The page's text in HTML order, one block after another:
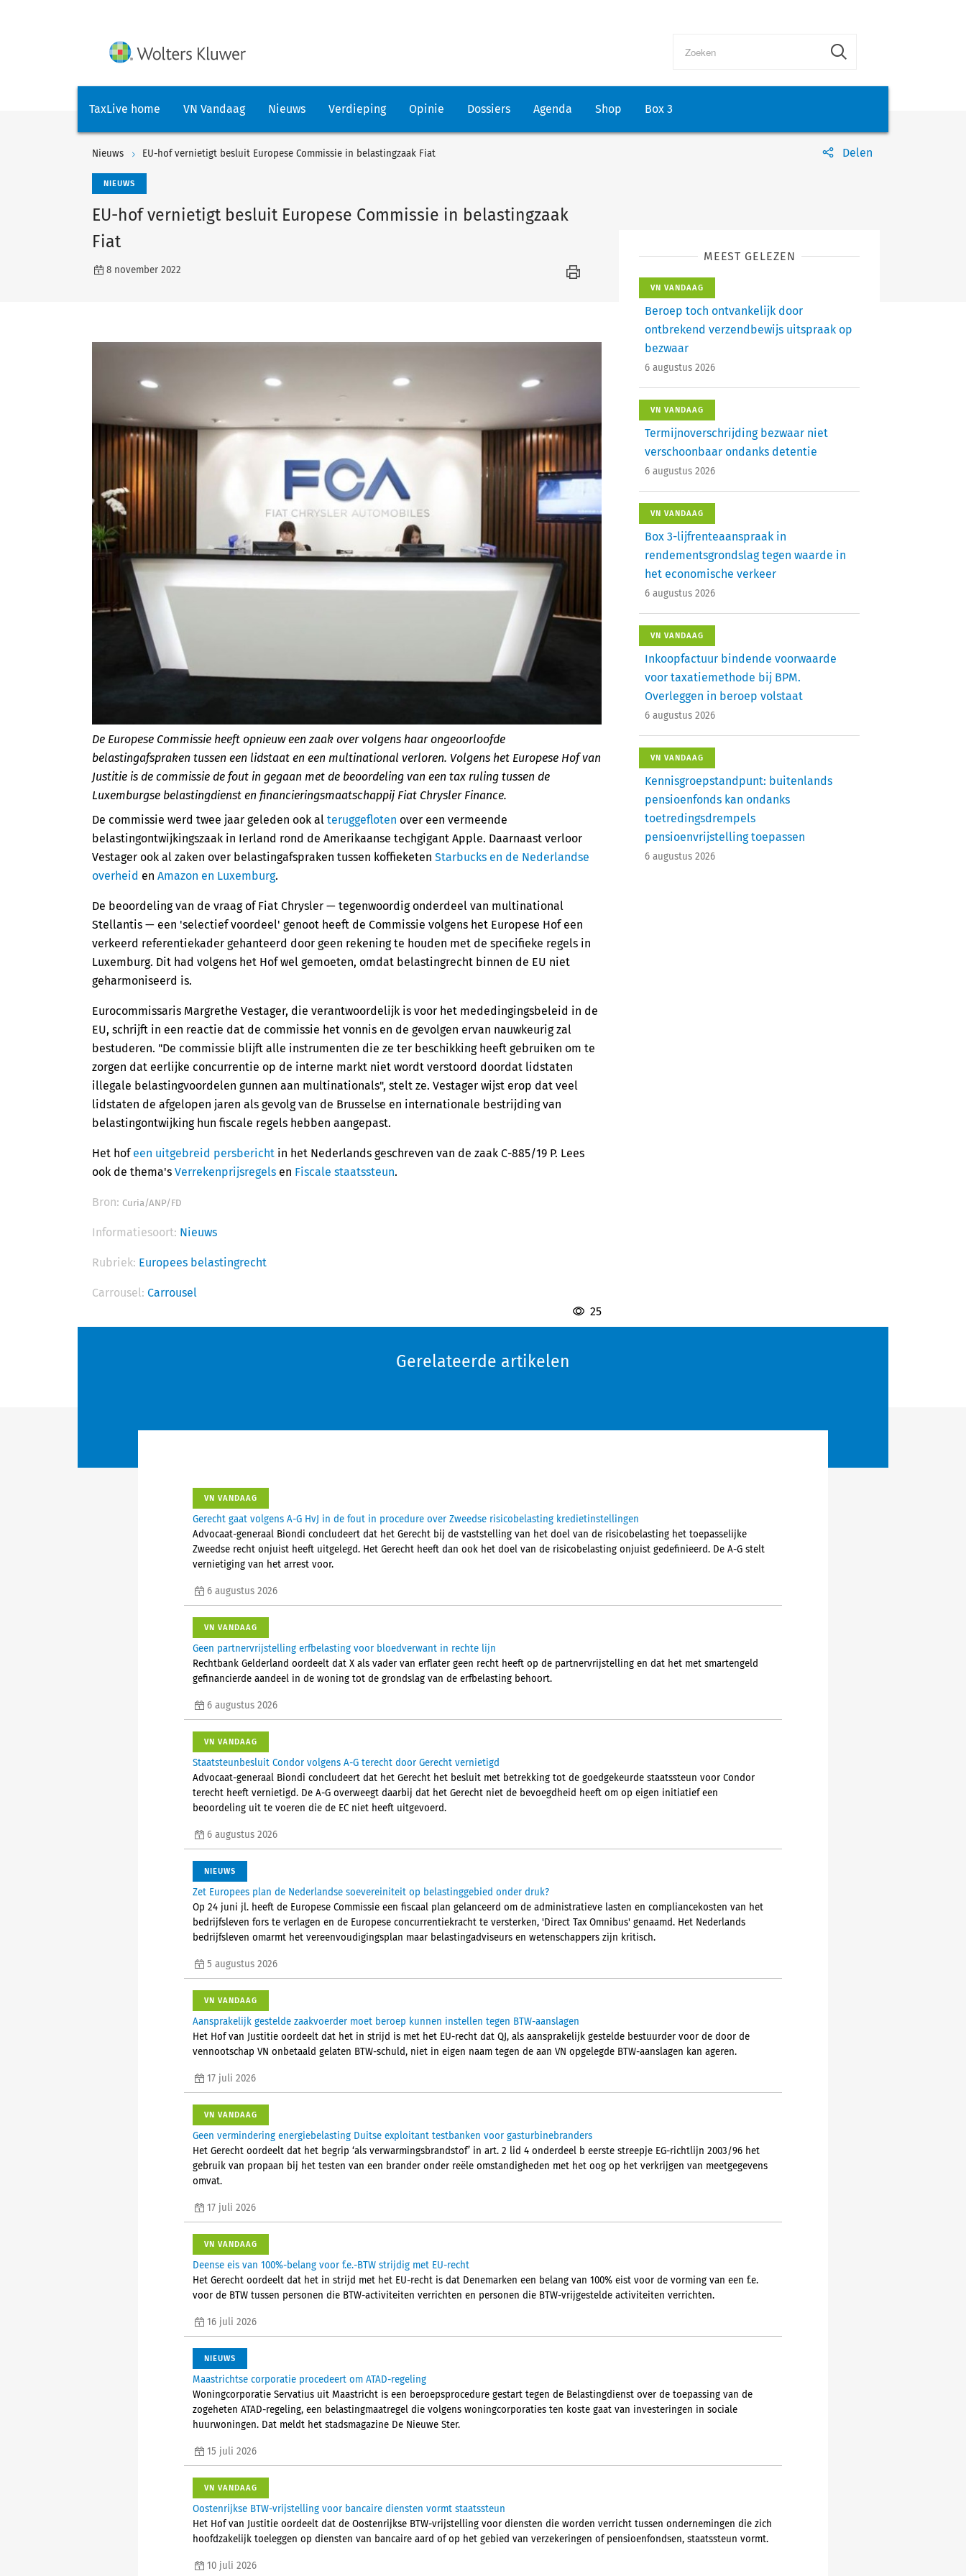
TaxLive home VN Vandaag Nieuws Verdieping Opinie Dossiers Agenda Shop Box 3
Nieuws EU-hof vernietigt besluit Europese Commissie in belastingzaak Fiat Delen
NIEUWS
EU-hof vernietigt besluit Europese Commissie in belastingzaak
Fiat
8 november 2022
De Europese Commissie heeft opnieuw een zaak over volgens haar ongeoorloofde
belastingafspraken tussen een lidstaat en een multinational verloren. Volgens het Europese Hof van
Justitie is de commissie de fout in gegaan met de beoordeling van een tax ruling tussen de
Luxemburgse belastingdienst en financieringsmaatschappij Fiat Chrysler Finance.
De commissie werd twee jaar geleden ook al teruggefloten over een vermeende
belastingontwijkingszaak in Ierland rond de Amerikaanse techgigant Apple. Daarnaast verloor
Vestager ook al zaken over belastingafspraken tussen koffieketen Starbucks en de Nederlandse
overheid en Amazon en Luxemburg.
De beoordeling van de vraag of Fiat Chrysler — tegenwoordig onderdeel van multinational
Stellantis — een 'selectief voordeel' genoot heeft de Commissie volgens het Europese Hof een
verkeerd referentiekader gehanteerd door geen rekening te houden met de specifieke regels in
Luxemburg. Dit had volgens het Hof wel gemoeten, omdat belastingrecht binnen de EU niet
geharmoniseerd is.
Eurocommissaris Margrethe Vestager, die verantwoordelijk is voor het mededingingsbeleid in de
EU, schrijft in een reactie dat de commissie het vonnis en de gevolgen ervan nauwkeurig zal
bestuderen. "De commissie blijft alle instrumenten die ze ter beschikking heeft gebruiken om te
zorgen dat eerlijke concurrentie op de interne markt niet wordt verstoord doordat lidstaten
illegale belastingvoordelen gunnen aan multinationals", stelt ze. Vestager wijst erop dat veel
lidstaten de afgelopen jaren als gevolg van de Brusselse en internationale bestrijding van
belastingontwijking hun fiscale regels hebben aangepast.
Het hofeen uitgebreid persbericht in het Nederlands geschreven van de zaak C-885/19 P. Lees
ook de thema's Verrekenprijsregels en Fiscale staatssteun.
Bron: Curia/ANP/FD
Informatiesoort: Nieuws
Rubriek: Europees belastingrecht
Carrousel: Carrousel
25
MEEST GELEZEN
VN VANDAAG
Beroep toch ontvankelijk door
ontbrekend verzendbewijs uitspraak op
bezwaar
6 augustus 2026
VN VANDAAG
Termijnoverschrijding bezwaar niet
verschoonbaar ondanks detentie
6 augustus 2026
VN VANDAAG
Box 3-lijfrenteaanspraak in
rendementsgrondslag tegen waarde in
het economische verkeer
6 augustus 2026
VN VANDAAG
Inkoopfactuur bindende voorwaarde
voor taxatiemethode bij BPM.
Overleggen in beroep volstaat
6 augustus 2026
VN VANDAAG
Kennisgroepstandpunt: buitenlands
pensioenfonds kan ondanks
toetredingsdrempels
pensioenvrijstelling toepassen
6 augustus 2026
Gerelateerde artikelen
VN VANDAAG
Gerecht gaat volgens A-G HvJ in de fout in procedure over Zweedse risicobelasting kredietinstellingen
Advocaat-generaal Biondi concludeert dat het Gerecht bij de vaststelling van het doel van de risicobelasting het toepasselijke
Zweedse recht onjuist heeft uitgelegd. Het Gerecht heeft dan ook het doel van de risicobelasting onjuist gedefinieerd. De A-G stelt
vernietiging van het arrest voor.
6 augustus 2026
VN VANDAAG
Geen partnervrijstelling erfbelasting voor bloedverwant in rechte lijn
Rechtbank Gelderland oordeelt dat X als vader van erflater geen recht heeft op de partnervrijstelling en dat het met smartengeld
gefinancierde aandeel in de woning tot de grondslag van de erfbelasting behoort.
6 augustus 2026
VN VANDAAG
Staatsteunbesluit Condor volgens A-G terecht door Gerecht vernietigd
Advocaat-generaal Biondi concludeert dat het Gerecht het besluit met betrekking tot de goedgekeurde staatssteun voor Condor
terecht heeft vernietigd. De A-G overweegt daarbij dat het Gerecht niet de bevoegdheid heeft om op eigen initiatief een
beoordeling uit te voeren die de EC niet heeft uitgevoerd.
6 augustus 2026
NIEUWS
Zet Europees plan de Nederlandse soevereiniteit op belastinggebied onder druk?
Op 24 juni jl. heeft de Europese Commissie een fiscaal plan gelanceerd om de administratieve lasten en compliancekosten van het
bedrijfsleven fors te verlagen en de Europese concurrentiekracht te versterken, 'Direct Tax Omnibus' genaamd. Het Nederlands
bedrijfsleven omarmt het vereenvoudigingsplan maar belastingadviseurs en wetenschappers zijn kritisch.
5 augustus 2026
VN VANDAAG
Aansprakelijk gestelde zaakvoerder moet beroep kunnen instellen tegen BTW-aanslagen
Het Hof van Justitie oordeelt dat het in strijd is met het EU-recht dat QJ, als aansprakelijk gestelde bestuurder voor de door de
vennootschap VN onbetaald gelaten BTW-schuld, niet in eigen naam tegen de aan VN opgelegde BTW-aanslagen kan ageren.
17 juli 2026
VN VANDAAG
Geen vermindering energiebelasting Duitse exploitant testbanken voor gasturbinebranders
Het Gerecht oordeelt dat het begrip ‘als verwarmingsbrandstof’ in art. 2 lid 4 onderdeel b eerste streepje EG-richtlijn 2003/96 het
gebruik van propaan bij het testen van een brander onder reële omstandigheden met het oog op het verkrijgen van meetgegevens
omvat.
17 juli 2026
VN VANDAAG
Deense eis van 100%-belang voor f.e.-BTW strijdig met EU-recht
Het Gerecht oordeelt dat het in strijd met het EU-recht is dat Denemarken een belang van 100% eist voor de vorming van een f.e.
voor de BTW tussen personen die BTW-activiteiten verrichten en personen die BTW-vrijgestelde activiteiten verrichten.
16 juli 2026
NIEUWS
Maastrichtse corporatie procedeert om ATAD-regeling
Woningcorporatie Servatius uit Maastricht is een beroepsprocedure gestart tegen de Belastingdienst over de toepassing van de
zogeheten ATAD-regeling, een belastingmaatregel die volgens woningcorporaties ten koste gaat van investeringen in sociale
huurwoningen. Dat meldt het stadsmagazine De Nieuwe Ster.
15 juli 2026
VN VANDAAG
Oostenrijkse BTW-vrijstelling voor bancaire diensten vormt staatssteun
Het Hof van Justitie oordeelt dat de Oostenrijkse BTW-vrijstelling voor diensten die worden verricht tussen ondernemingen die zich
hoofdzakelijk toeleggen op diensten van bancaire aard of op het gebied van verzekeringen of pensioenfondsen, staatssteun vormt.
10 juli 2026